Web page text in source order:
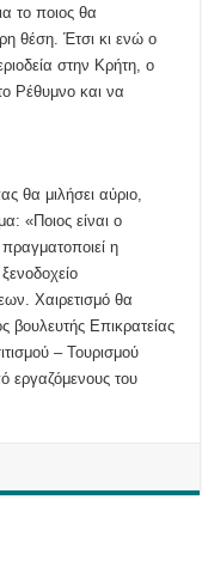
το ποιος θα
θέση. Έτσι κι ενώ ο
στην Κρήτη, ο
Ρέθυμνο και να
θα μιλήσει αύριο,
«Ποιος είναι ο
η
Χαιρετισμό θα
βουλευτής Επικρατείας
– Τουρισμού
εργαζόμενους του